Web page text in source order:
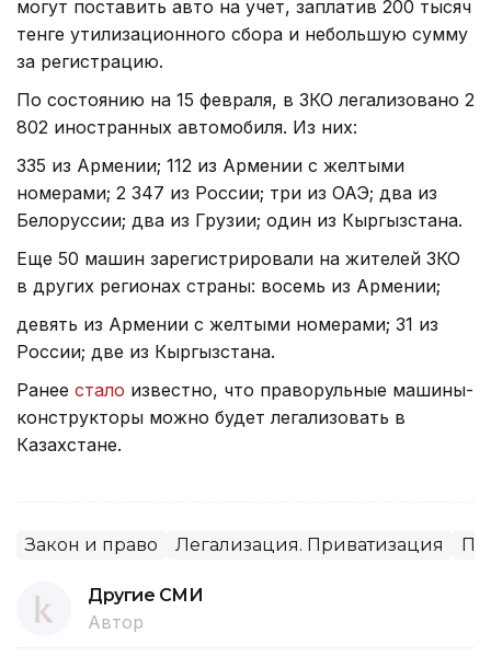
могут поставить авто на учет, заплатив 200 тысяч
тенге утилизационного сбора и небольшую сумму
за регистрацию.
По состоянию на 15 февраля, в ЗКО легализовано 2
802 иностранных автомобиля. Из них:
335 из Армении; 112 из Армении с желтыми
номерами; 2 347 из России; три из ОАЭ; два из
Белоруссии; два из Грузии; один из Кыргызстана.
Еще 50 машин зарегистрировали на жителей ЗКО
в других регионах страны: восемь из Армении;
девять из Армении с желтыми номерами; 31 из
России; две из Кыргызстана.
Ранее стало известно, что праворульные машины-
конструкторы можно будет легализовать в
Казахстане.
Закон и право Легализация. Приватизация
Другие СМИ
Автор